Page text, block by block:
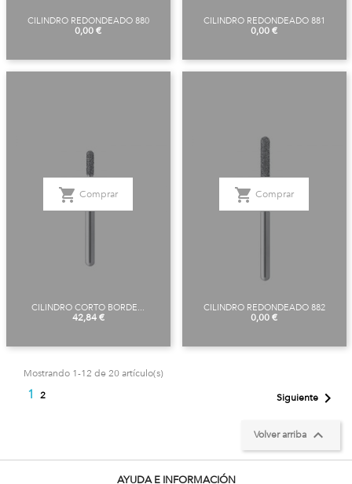
CILINDRO REDONDEADO 880
Precio
0,00 €
CILINDRO REDONDEADO 881
Precio
0,00 €
CILINDRO CORTO BORDE...
Precio
42,84 €
shopping_cart Comprar
CILINDRO REDONDEADO 882
Precio
0,00 €
shopping_cart Comprar
Mostrando 1-12 de 20 artículo(s)
1 2 Siguiente
Volver arriba 
AYUDA E INFORMACIÓN